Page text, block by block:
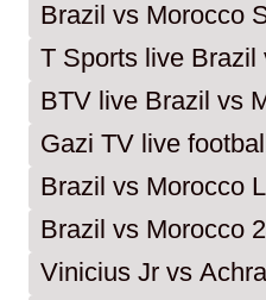
Brazil vs Morocco
T Sports live Brazil
BTV live Brazil vs
Gazi TV live
Brazil vs Morocco
Brazil vs Morocco
Vinicius Jr vs